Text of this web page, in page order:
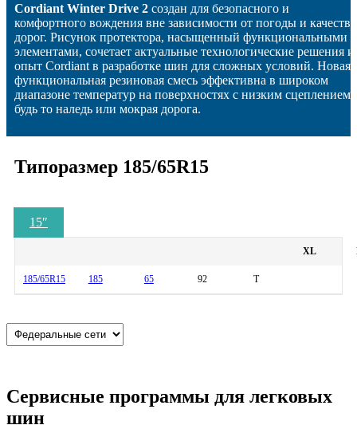
Cordiant Winter Drive 2 создан для безопасного и
комфортного вождения вне зависимости от погоды и качества
дорог. Рисунок протектора, насыщенный функциональными
элементами, сочетает актуальные технологические решения и
опыт Cordiant в разработке шин для сложных условий. Новая
функциональная резиновая смесь эффективна в широком
диапазоне температур на поверхностях с низким сцеплением,
будь то наледь или мокрая дорога.
Типоразмер 185/65R15
15″
XL
185/65R15 185 65 92 T
Сервисные программы для легковых
шин